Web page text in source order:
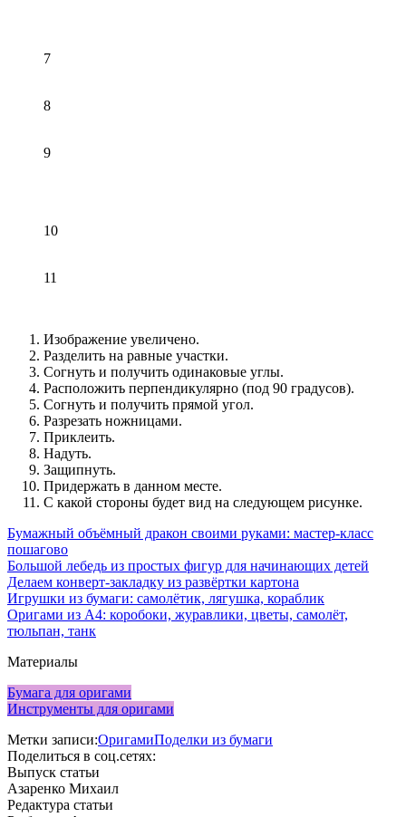
7
8
9
10
11
Изображение увеличено.
Разделить на равные участки.
Согнуть и получить одинаковые углы.
Расположить перпендикулярно (под 90 градусов).
Согнуть и получить прямой угол.
Разрезать ножницами.
Приклеить.
Надуть.
Защипнуть.
Придержать в данном месте.
С какой стороны будет вид на следующем рисунке.
Бумажный объёмный дракон своими руками: мастер-класс
пошагово
Большой лебедь из простых фигур для начинающих детей
Делаем конверт-закладку из развёртки картона
Игрушки из бумаги: самолётик, лягушка, кораблик
Оригами из А4: коробоки, журавлики, цветы, самолёт,
тюльпан, танк
Материалы
Бумага для оригами
Инструменты для оригами
Метки записи:ОригамиПоделки из бумаги
Поделиться в соц.сетях:
Выпуск статьи
Азаренко Михаил
Редактура статьи